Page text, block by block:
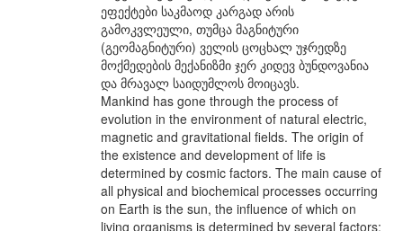
ეფექტები საკმაოდ კარგად არის
გამოკვლეული, თუმცა მაგნიტური
(გეომაგნიტური) ველის ცოცხალ უჯრედზე
მოქმედების მექანიზმი ჯერ კიდევ ბუნდოვანია
და მრავალ საიდუმლოს მოიცავს.
Mankind has gone through the process of
evolution in the environment of natural electric,
magnetic and gravitational fields. The origin of
the existence and development of life is
determined by cosmic factors. The main cause of
all physical and biochemical processes occurring
on Earth is the sun, the influence of which on
living organisms is determined by several factors: